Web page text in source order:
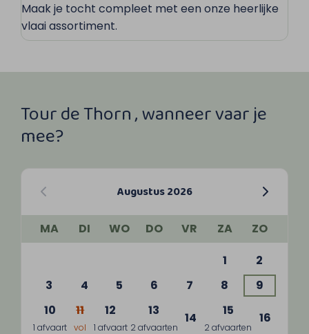
Maak je tocht compleet met een onze heerlijke
vlaai assortiment.
Tour de Thorn , wanneer vaar je
mee?
Augustus 2026
MA DI WO DO VR ZA
ZO
1
2
3
4 5 6 7 8
9
10
1 afvaart
11
vol
12
1 afvaart
13
2 afvaarten
14 15
2 afvaarten
16